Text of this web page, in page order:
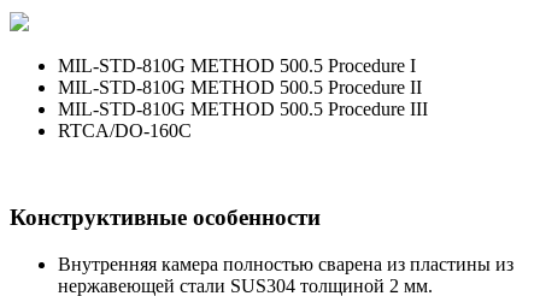
MIL-STD-810G METHOD 500.5 Procedure I
MIL-STD-810G METHOD 500.5 Procedure II
MIL-STD-810G METHOD 500.5 Procedure III
RTCA/DO-160C
Конструктивные особенности
Внутренняя камера полностью сварена из пластины из
нержавеющей стали SUS304 толщиной 2 мм.